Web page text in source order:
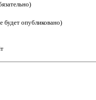
будет опубликовано)